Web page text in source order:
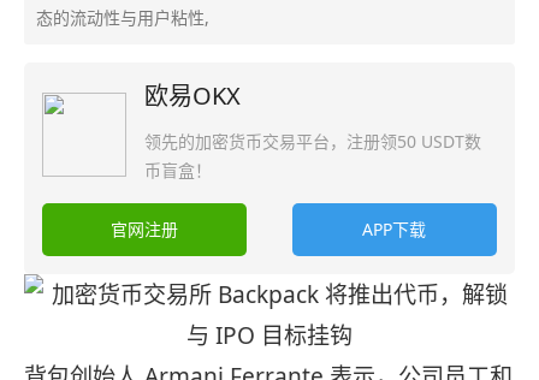
态的流动性与用户粘性,
欧易OKX
领先的加密货币交易平台，注册领50 USDT数
币盲盒！
官网注册 APP下载